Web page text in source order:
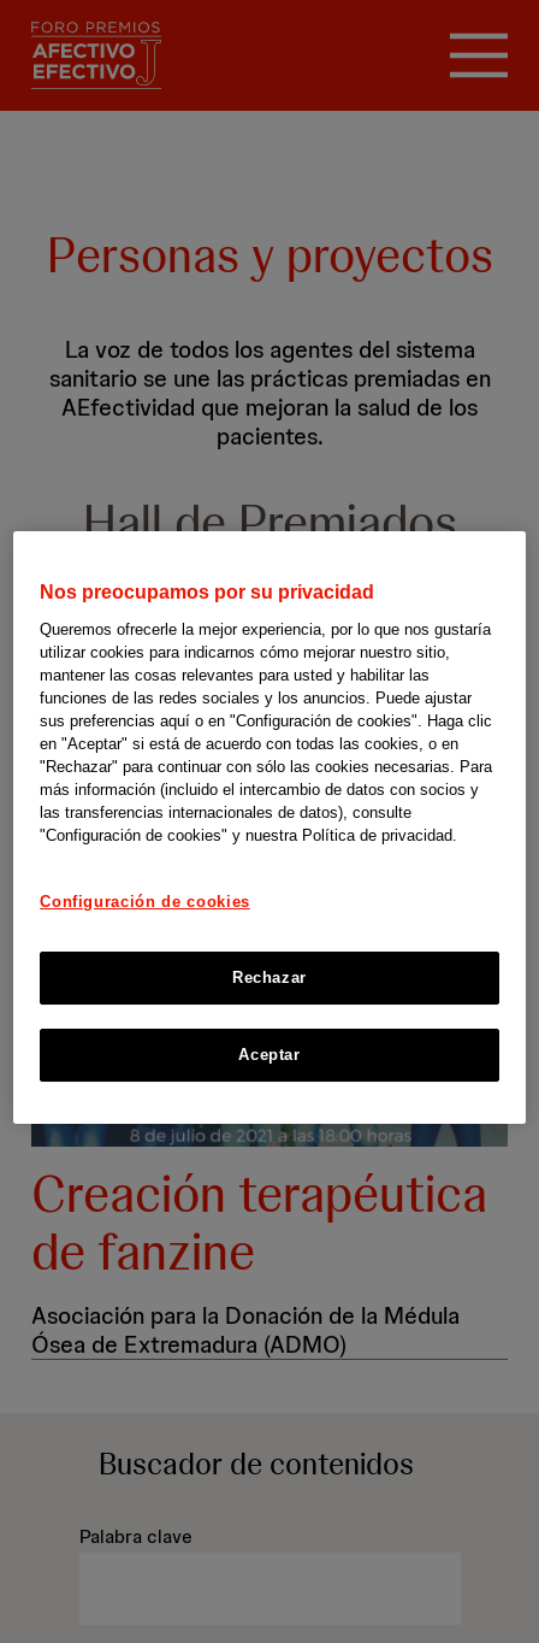
Pasar
Personas y proyectos
La voz de todos los agentes del sistema
sanitario se une las prácticas premiadas en
AEfectividad que mejoran la salud de los
pacientes.
Hall de Premiados
historia de la sanidad en España
Ver ahora
Creación terapéutica
de fanzine
Asociación para la Donación de la Médula
Ósea de Extremadura (ADMO)
Palabra clave
Buscadorde contenidos
Nos preocupamos por su privacidad
Queremos ofrecerle la mejor experiencia, por lo que nos gustaría
utilizar cookies para indicarnos cómo mejorar nuestro sitio,
mantener las cosas relevantes para usted y habilitar las
funciones de las redes sociales y los anuncios. Puede ajustar
sus preferencias aquí o en "Configuración de cookies". Haga clic
en "Aceptar" si está de acuerdo con todas las cookies, o en
"Rechazar" para continuar con sólo las cookies necesarias. Para
más información (incluido el intercambio de datos con socios y
las transferencias internacionales de datos), consulte
"Configuración de cookies" y nuestra Política de privacidad.
Configuración de cookies
Rechazar
Aceptar